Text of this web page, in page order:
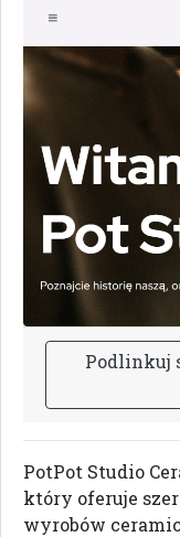
Podlinkuj
PotPot Studio
który oferuje
wyrobów